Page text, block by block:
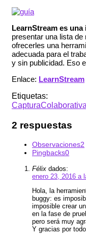
LearnStream es una
presentar una lista
ofrecerles una
adecuada para el
y sin publicidad. Eso
Enlace: LearnStream
Etiquetas:
CapturaColaborativa
2 respuestas
Observaciones2
Pingbacks0
Félix dados:
enero 23, 2016 a
Hola, la
buggy: es
imposible crear
en la fase de
pero será muy
Y gracias por